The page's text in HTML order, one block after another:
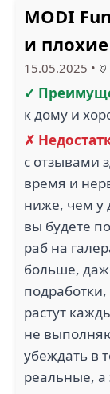
MODI
и
15.05.2025 •
✓
к дому и
✗
с отзывами
время и
ниже, чем у
вы будете
раб на
больше,
растут
не
убеждать в
реальные, а